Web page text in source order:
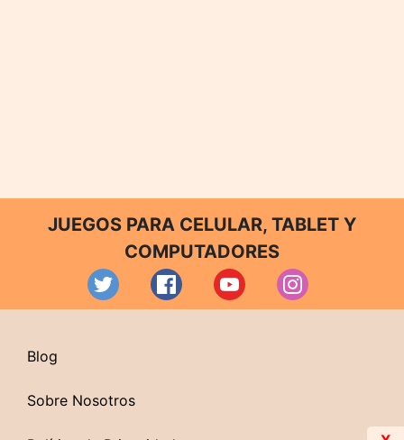
JUEGOS PARA CELULAR, TABLET Y
COMPUTADORES
Blog
Sobre Nosotros